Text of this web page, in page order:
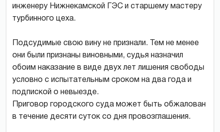
инженеру Нижнекамской ГЭС и старшему мастеру
турбинного цеха.
Подсудимые свою вину не признали. Тем не менее
они были признаны виновными, судья назначил
обоим наказание в виде двух лет лишения свободы
условно с испытательным сроком на два года и
подпиской о невыезде.
Приговор городского суда может быть обжалован
в течение десяти суток со дня провозглашения.